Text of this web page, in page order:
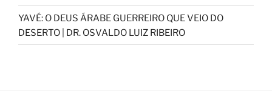
YAVÉ: O DEUS ÁRABE GUERREIRO QUE VEIO DO
DESERTO | DR. OSVALDO LUIZ RIBEIRO